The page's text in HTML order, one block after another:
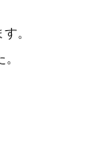
。